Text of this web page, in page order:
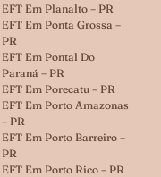
EFT Em Planalto – PR
EFT Em Ponta Grossa –
PR
EFT Em Pontal Do
Paraná – PR
EFT Em Porecatu – PR
EFT Em Porto Amazonas
– PR
EFT Em Porto Barreiro –
PR
EFT Em Porto Rico – PR